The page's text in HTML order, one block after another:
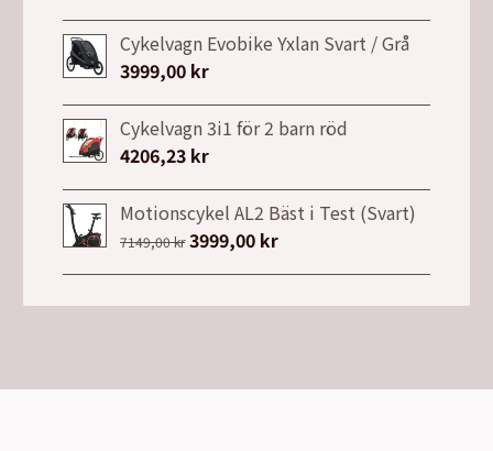
Cykelvagn Evobike Yxlan Svart / Grå
3999,00 kr
Cykelvagn 3i1 för 2 barn röd
4206,23 kr
Motionscykel AL2 Bäst i Test (Svart)
7149,00kr Det
ursprungliga
3999,00 kr
nuvarande